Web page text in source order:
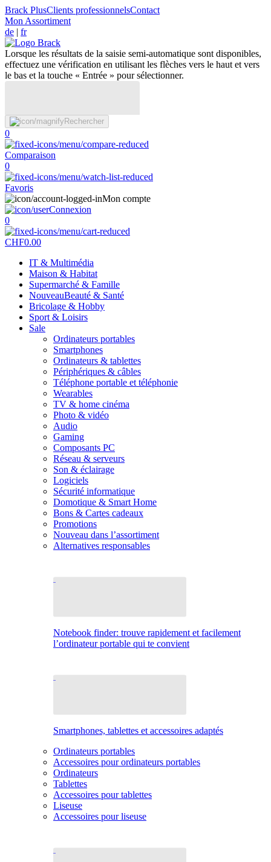
Brack PlusClients professionnelsContact
Mon Assortiment
de | fr
Lorsque les résultats de la saisie semi-automatique sont disponibles,
effectuez une vérification en utilisant les flèches vers le haut et vers
le bas et la touche « Entrée » pour sélectionner.
Rechercher
0
Comparaison
0
Favoris
Mon compte
Connexion
0
CHF0.00
IT & Multimédia
Maison & Habitat
Supermarché & Famille
NouveauBeauté & Santé
Bricolage & Hobby
Sport & Loisirs
Sale
Ordinateurs portables
Smartphones
Ordinateurs & tablettes
Périphériques & câbles
Téléphone portable et téléphonie
Wearables
TV & home cinéma
Photo & vidéo
Audio
Gaming
Composants PC
Réseau & serveurs
Son & éclairage
Logiciels
Sécurité informatique
Domotique & Smart Home
Bons & Cartes cadeaux
Promotions
Nouveau dans l’assortiment
Alternatives responsables
Notebook finder: trouve rapidement et facilement
l’ordinateur portable qui te convient
Smartphones, tablettes et accessoires adaptés
Ordinateurs portables
Accessoires pour ordinateurs portables
Ordinateurs
Tablettes
Accessoires pour tablettes
Liseuse
Accessoires pour liseuse